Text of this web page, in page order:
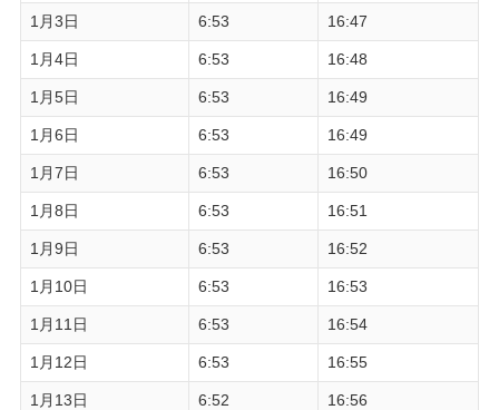
1月3日 6:53 16:47
1月4日 6:53 16:48
1月5日 6:53 16:49
1月6日 6:53 16:49
1月7日 6:53 16:50
1月8日 6:53 16:51
1月9日 6:53 16:52
1月10日 6:53 16:53
1月11日 6:53 16:54
1月12日 6:53 16:55
1月13日 6:52 16:56